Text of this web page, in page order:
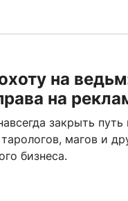
на
на
закрыть
магов и
бизнеса.